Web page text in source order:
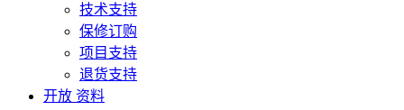
技术支持
保修订购
项目支持
退货支持
开放 资料